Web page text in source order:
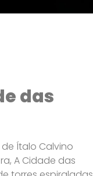
das
de Ítalo Calvino
A Cidade das